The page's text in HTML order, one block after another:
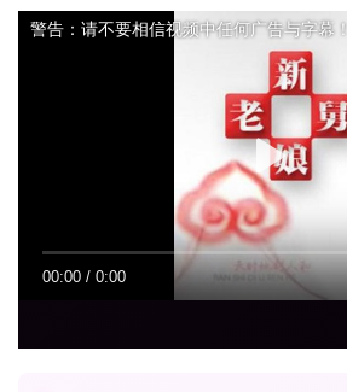
00:00 / 0:00
警告：请不要相信视频中任何广告与字幕！